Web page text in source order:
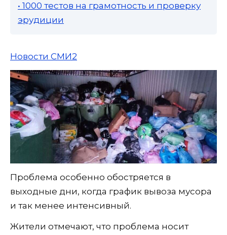
• 1000 тестов на грамотность и проверку
эрудиции
Новости СМИ2
Проблема особенно обостряется в
выходные дни, когда график вывоза мусора
и так менее интенсивный.
Жители отмечают, что проблема носит